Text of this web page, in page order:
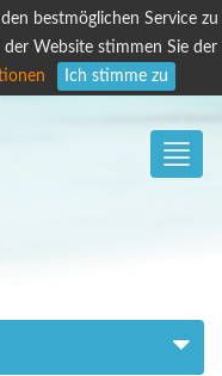
bestmöglichen Service zu
Website stimmen Sie der
Ich stimme zu
Toggle